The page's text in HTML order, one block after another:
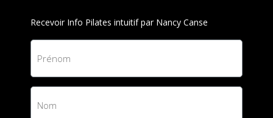
Recevoir Info Pilates intuitif par Nancy Canse